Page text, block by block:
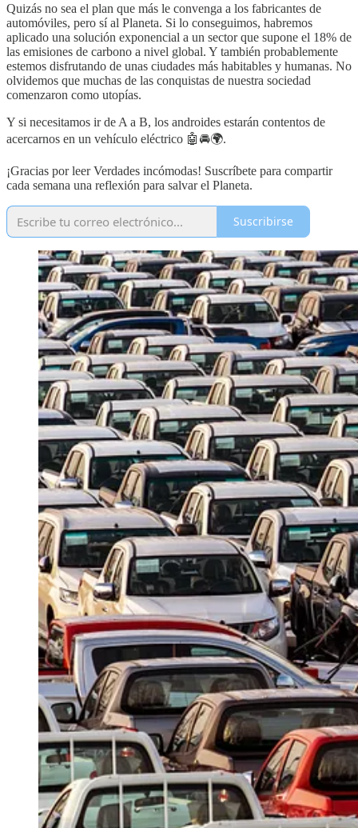
Quizás no sea el plan que más le convenga a los fabricantes de
automóviles, pero sí al Planeta. Si lo conseguimos, habremos
aplicado una solución exponencial a un sector que supone el 18% de
las emisiones de carbono a nivel global. Y también probablemente
estemos disfrutando de unas ciudades más habitables y humanas. No
olvidemos que muchas de las conquistas de nuestra sociedad
comenzaron como utopías.
Y si necesitamos ir de A a B, los androides estarán contentos de
acercarnos en un vehículo eléctrico 🤖🚘🌍.
¡Gracias por leer Verdades incómodas! Suscríbete para compartir
cada semana una reflexión para salvar el Planeta.
Suscribirse